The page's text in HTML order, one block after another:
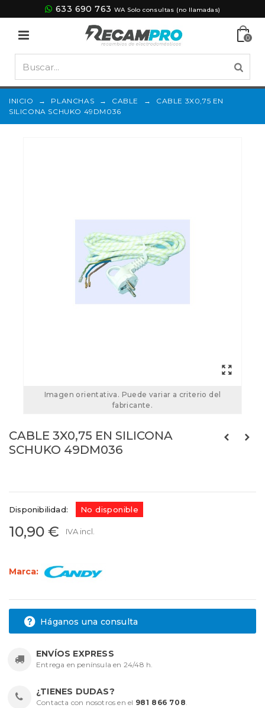
633 690 763 WA Solo consultas (no llamadas)
0
INICIO → PLANCHAS → CABLE →
CABLE 3X0,75 EN
SILICONA SCHUKO 49DM036
Imagen orientativa. Puede variar a criterio del
fabricante.
CABLE 3X0,75 EN SILICONA
SCHUKO 49DM036
Disponibilidad: No disponible
10,90 € IVA incl.
Marca:
Háganos una consulta
ENVÍOS EXPRESS
Entrega en península en 24/48 h.
¿TIENES DUDAS?
Contacta con nosotros en el 981 866 708.